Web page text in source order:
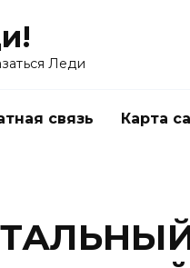
Леди
связь Карта